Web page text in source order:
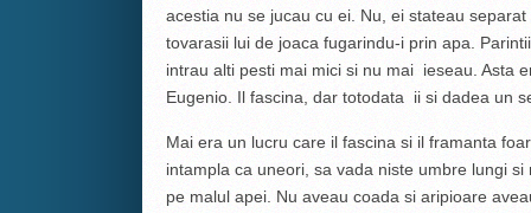
acestia nu se jucau cu ei. Nu, ei stateau
tovarasii lui de joaca fugarindu-i prin apa.
intrau alti pesti mai mici si nu mai ieseau. Asta
Eugenio. Il fascina, dar totodata ii si dadea un
Mai era un lucru care il fascina si il framanta
intampla ca uneori, sa vada niste umbre lungi
pe malul apei. Nu aveau coada si aripioare